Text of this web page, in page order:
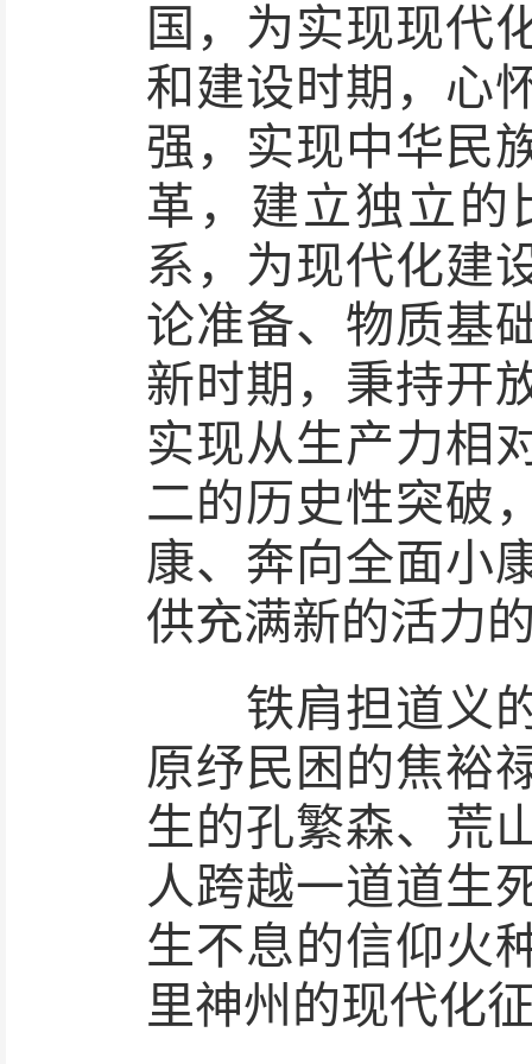
国，为实现现代
和建设时期，心
强，实现中华民
革，建立独立的
系，为现代化建
论准备、物质基
新时期，秉持开
实现从生产力相
二的历史性突破
康、奔向全面小
供充满新的活力
铁肩担道义的
原纾民困的焦裕
生的孔繁森、荒
人跨越一道道生
生不息的信仰火
里神州的现代化